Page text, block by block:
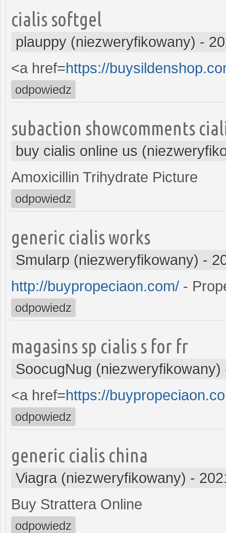
cialis softgel
plauppy (niezweryfikowany) -
<a href=https://
odpowiedz
subaction showcomments
buy cialis online us
Amoxicillin Trihydrate Picture
odpowiedz
generic cialis works
Smularp (niezweryfikowany) -
http://buypropeciaon.com/ -
odpowiedz
magasins sp cialis s for fr
SoocugNug (niezweryfikowany)
<a href=https://
odpowiedz
generic cialis china
Viagra (niezweryfikowany) -
Buy Strattera Online
odpowiedz